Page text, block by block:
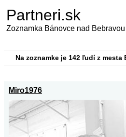
Partneri.sk
Zoznamka Bánovce nad Bebravou
Na zoznamke je 142 ľudí z
Miro1976